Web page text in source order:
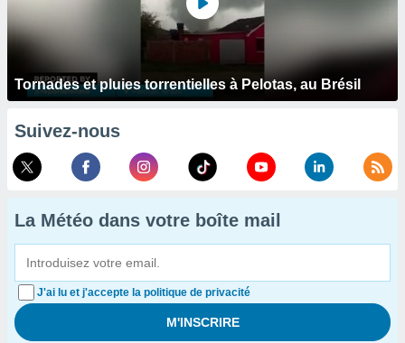
Tornades et pluies torrentielles à Pelotas, au Brésil
Suivez-nous
La Météo dans votre boîte mail
J'ai lu et j'accepte la politique de privacité